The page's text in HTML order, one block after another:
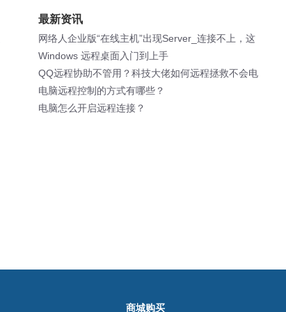
最新资讯
网络人企业版“在线主机”出现Server_连接不上，这
是为什么呢？
Windows 远程桌面入门到上手
QQ远程协助不管用？科技大佬如何远程拯救不会电
脑的小可爱？
电脑远程控制的方式有哪些？
电脑怎么开启远程连接？
商城购买